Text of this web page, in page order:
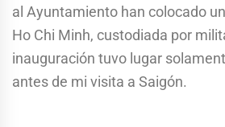
al Ayuntamiento han colocado
Ho Chi Minh, custodiada por
inauguración tuvo lugar
antes de mi visita a Saigón.